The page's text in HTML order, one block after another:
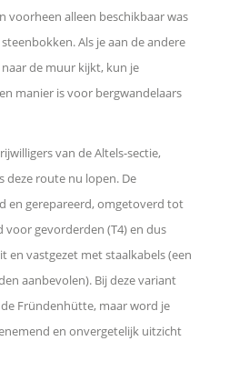
voorheen alleen beschikbaar was
Als je aan de andere
de muur kijkt, kun je
manier is voor bergwandelaars
van de Altels-sectie,
deze route nu lopen. De
en gerepareerd, omgetoverd tot
voor gevorderden (T4) en dus
en vastgezet met staalkabels (een
aanbevolen). Bij deze variant
Fründenhütte, maar word je
en onvergetelijk uitzicht